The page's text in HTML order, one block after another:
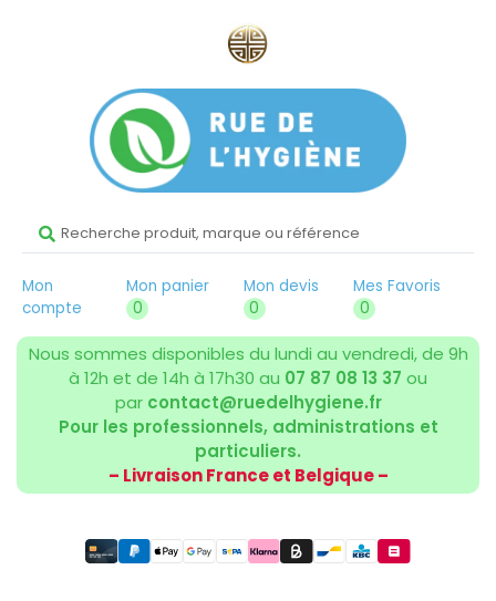
Mon
compte
Mon panier
0
Mon devis
0
Mes Favoris
0
Nous sommes disponibles du lundi au vendredi, de 9h
à 12h et de 14h à 17h30 au 07 87 08 13 37 ou
par contact@ruedelhygiene.fr
Pour les professionnels, administrations et
particuliers.
– Livraison France et Belgique –